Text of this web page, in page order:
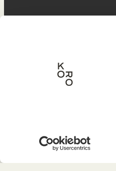
Postboks 6994
St. Olavs plass
22 99 11 99